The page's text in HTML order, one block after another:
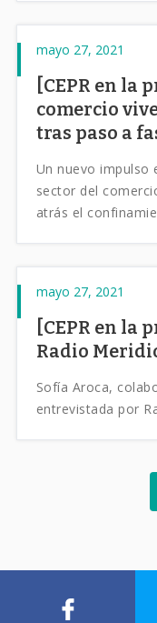
mayo 27, 2021
[CEPR en la
comercio
tras paso a
Un nuevo impulso
sector del
atrás el
región que han
trabajo gracias al
mayo 27, 2021
[CEPR en la
Radio
Sofía Aroca,
entrevistada por